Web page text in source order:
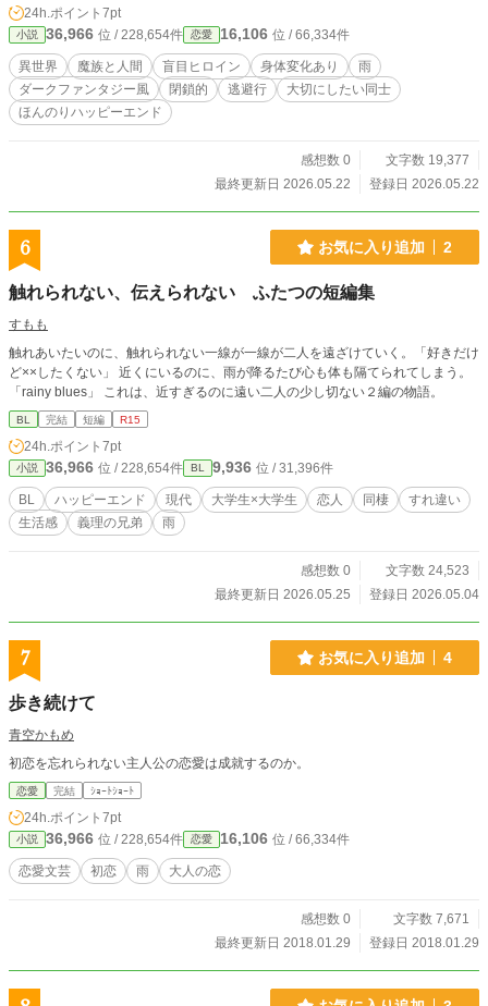
感じ、セイアッドは迷いながらも、彼女の足を治すために『ある提案』をする。
＊ ＊ ＊ ※18歳以下の方は、本作の閲覧をご遠慮ください。 前半はセイアッ
ド視点、後半はリムネ視点となります。 R18シーンのある話にはサブタイトル
横に※マークをつけています。 ※本作には以下の描写が含まれます。 ・盲目の
少女（障害設定あり） ・足が動かなくなる描写（直接的なシーンではありませ
んが、欠損的表現があります） ・体が少しずつ魔族化する、行為を通じた身体
24h.ポイント 7pt
小説 36,966 位 / 228,654件 恋愛 16,106 位 / 66,334件
異世界 魔族と人間 盲目ヒロイン 身体変化あり
雨
ダークファンタジー風
閉鎖的 逃避行
大切にしたい同士
ほんのりハッピーエンド
感想数 0
文字数 19,377
最終更新日 2026.05.22
登録日 2026.05.22
6 お気に入り追加 2
触れられない、伝えられない ふたつの短編集
すもも
触れあいたいのに、触れられない一線が一線が二人を遠ざけていく。「好きだけ
ど××したくない」 近くにいるのに、雨が降るたび心も体も隔てられてしまう。
「rainy blues」 これは、近すぎるのに遠い二人の少し切ない２編の物語。
BL 完結 短編 R15
24h.ポイント 7pt
小説 36,966 位 / 228,654件 BL 9,936 位 / 31,396件
BL ハッピーエンド 現代 大学生×大学生 恋人 同棲
すれ違い
生活感
義理の兄弟 雨
感想数 0
文字数 24,523
最終更新日 2026.05.25
登録日 2026.05.04
7 お気に入り追加 4
歩き続けて
青空かもめ
初恋を忘れられない主人公の恋愛は成就するのか。
恋愛 完結 ｼｮｰﾄｼｮｰﾄ
24h.ポイント 7pt
小説 36,966 位 / 228,654件 恋愛 16,106 位 / 66,334件
恋愛文芸 初恋 雨 大人の恋
感想数 0
文字数 7,671
最終更新日 2018.01.29
登録日 2018.01.29